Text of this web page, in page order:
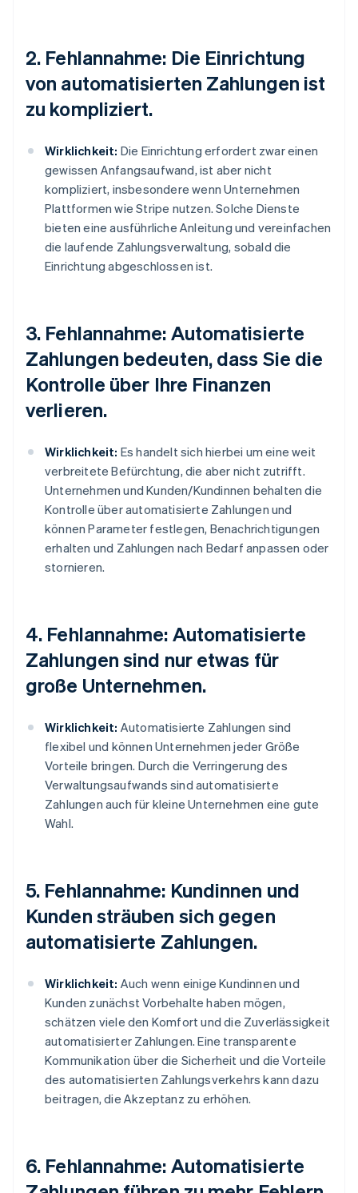
2. Fehlannahme: Die Einrichtung
von automatisierten Zahlungen ist
zu kompliziert.
Wirklichkeit: Die Einrichtung erfordert zwar einen
gewissen Anfangsaufwand, ist aber nicht
kompliziert, insbesondere wenn Unternehmen
Plattformen wie Stripe nutzen. Solche Dienste
bieten eine ausführliche Anleitung und vereinfachen
die laufende Zahlungsverwaltung, sobald die
Einrichtung abgeschlossen ist.
3. Fehlannahme: Automatisierte
Zahlungen bedeuten, dass Sie die
Kontrolle über Ihre Finanzen
verlieren.
Wirklichkeit: Es handelt sich hierbei um eine weit
verbreitete Befürchtung, die aber nicht zutrifft.
Unternehmen und Kunden/Kundinnen behalten die
Kontrolle über automatisierte Zahlungen und
können Parameter festlegen, Benachrichtigungen
erhalten und Zahlungen nach Bedarf anpassen oder
stornieren.
4. Fehlannahme: Automatisierte
Zahlungen sind nur etwas für
große Unternehmen.
Wirklichkeit: Automatisierte Zahlungen sind
flexibel und können Unternehmen jeder Größe
Vorteile bringen. Durch die Verringerung des
Verwaltungsaufwands sind automatisierte
Zahlungen auch für kleine Unternehmen eine gute
Wahl.
5. Fehlannahme: Kundinnen und
Kunden sträuben sich gegen
automatisierte Zahlungen.
Wirklichkeit: Auch wenn einige Kundinnen und
Kunden zunächst Vorbehalte haben mögen,
schätzen viele den Komfort und die Zuverlässigkeit
automatisierter Zahlungen. Eine transparente
Kommunikation über die Sicherheit und die Vorteile
des automatisierten Zahlungsverkehrs kann dazu
beitragen, die Akzeptanz zu erhöhen.
6. Fehlannahme: Automatisierte